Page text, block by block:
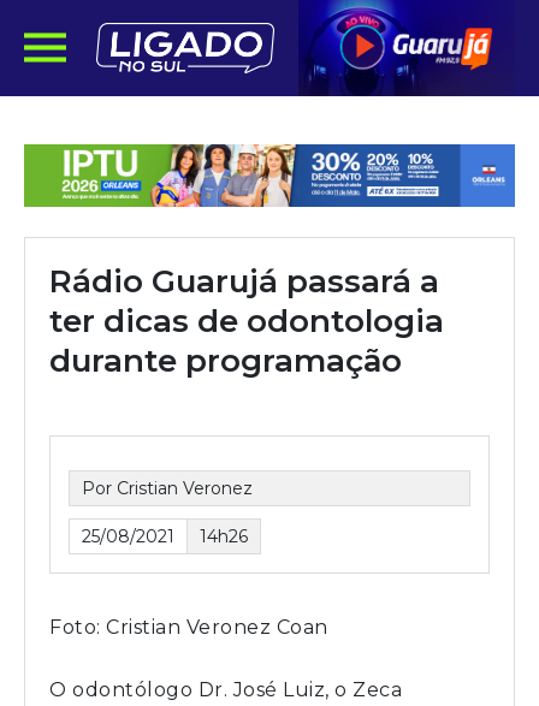
Rádio Guarujá passará a
ter dicas de odontologia
durante programação
Por Cristian Veronez
25/08/2021 14h26
Foto: Cristian Veronez Coan
O odontólogo Dr. José Luiz, o Zeca